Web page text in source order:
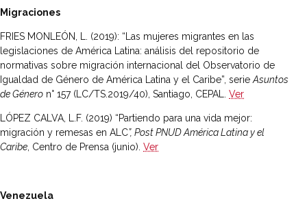
Migraciones
FRIES MONLEÓN, L. (2019): “Las mujeres migrantes en las
legislaciones de América Latina: análisis del repositorio de
normativas sobre migración internacional del Observatorio de
Igualdad de Género de América Latina y el Caribe”, serie Asuntos
de Género n° 157 (LC/TS.2019/40), Santiago, CEPAL. Ver
LÓPEZ CALVA, L.F. (2019) “Partiendo para una vida mejor:
migración y remesas en ALC”, Post PNUD América Latina y el
Caribe, Centro de Prensa (junio). Ver
Venezuela